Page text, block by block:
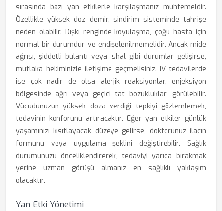
sırasında bazı yan etkilerle karşılaşmanız muhtemeldir.
Özellikle yüksek doz demir, sindirim sisteminde tahrişe
neden olabilir. Dışkı renginde koyulaşma, çoğu hasta için
normal bir durumdur ve endişelenilmemelidir. Ancak mide
ağrısı, şiddetli bulantı veya ishal gibi durumlar gelişirse,
mutlaka hekiminizle iletişime geçmelisiniz. IV tedavilerde
ise çok nadir de olsa alerjik reaksiyonlar, enjeksiyon
bölgesinde ağrı veya geçici tat bozuklukları görülebilir.
Vücudunuzun yüksek doza verdiği tepkiyi gözlemlemek,
tedavinin konforunu artıracaktır. Eğer yan etkiler günlük
yaşamınızı kısıtlayacak düzeye gelirse, doktorunuz ilacın
formunu veya uygulama şeklini değiştirebilir. Sağlık
durumunuzu önceliklendirerek, tedaviyi yarıda bırakmak
yerine uzman görüşü almanız en sağlıklı yaklaşım
olacaktır.
Yan Etki Yönetimi